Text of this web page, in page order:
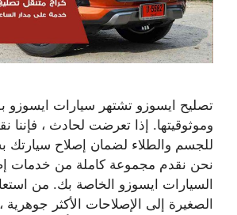
تصليح ايسوزو تشتهر سيارات ايسوزو
وموثوقيتها. إذا تعرضت لحادث ، فإننا
للجسم والطلاء لضمان إصلاح سيارتك
نحن نقدم مجموعة كاملة من خدمات
السيارات ايسوزو الخاصة بك. من
الصغيرة إلى الإصلاحات الأكثر